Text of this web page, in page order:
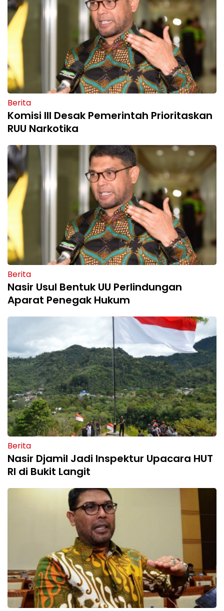
Berita
Komisi III Desak Pemerintah Prioritaskan
RUU Narkotika
Berita
Nasir Usul Bentuk UU Perlindungan
Aparat Penegak Hukum
Berita
Nasir Djamil Jadi Inspektur Upacara HUT
RI di Bukit Langit